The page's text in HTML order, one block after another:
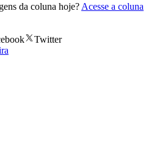
da coluna hoje? Acesse a coluna
Twitter